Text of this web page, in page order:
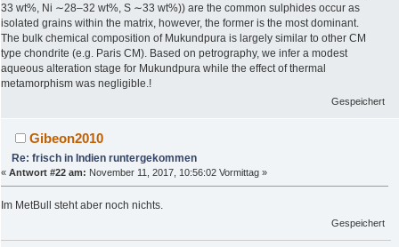
33 wt%, Ni ∼28–32 wt%, S ∼33 wt%)) are the common sulphides occur as
isolated grains within the matrix, however, the former is the most dominant.
The bulk chemical composition of Mukundpura is largely similar to other CM
type chondrite (e.g. Paris CM). Based on petrography, we infer a modest
aqueous alteration stage for Mukundpura while the effect of thermal
metamorphism was negligible.!
Gespeichert
Gibeon2010
Re: frisch in Indien runtergekommen
« Antwort #22 am: November 11, 2017, 10:56:02 Vormittag »
Im MetBull steht aber noch nichts.
Gespeichert